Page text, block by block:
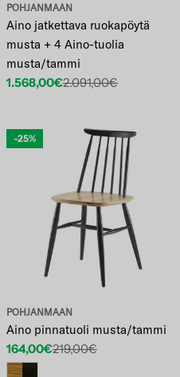
POHJANMAAN
Aino jatkettava ruokapöytä
musta + 4 Aino-tuolia
musta/tammi
Etuhinta
1.568,00€
Normaalihinta2.091,00€
-25%
POHJANMAAN
Aino pinnatuoli musta/tammi
Etuhinta
164,00€
Normaalihinta
219,00€